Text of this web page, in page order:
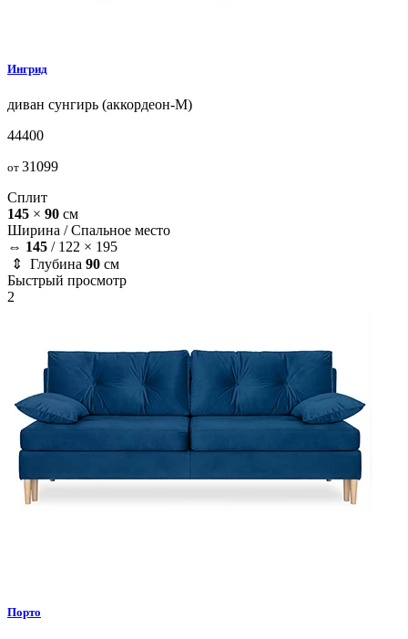
Ингрид
диван сунгирь (аккордеон-М)
44400
от 31099
Сплит
145 × 90 см
Ширина /Спальное место
⇔ 145 / 122 × 195
⇕ Глубина 90 см
Быстрый просмотр
2
Порто